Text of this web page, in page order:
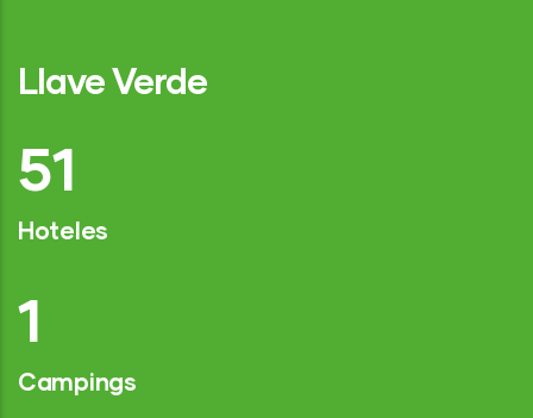
Llave Verde
75
Hoteles
2
Campings